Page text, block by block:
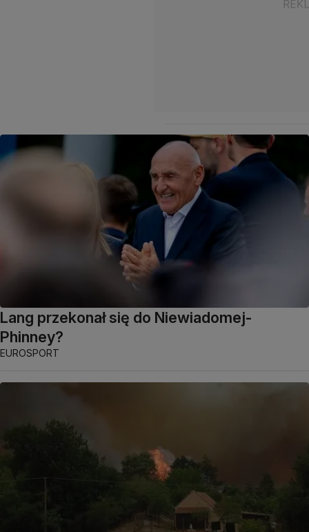
Lang przekonał się do Niewiadomej-
Phinney?
EUROSPORT